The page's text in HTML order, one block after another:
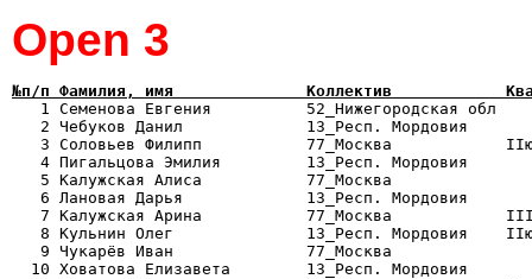
Оpen 3
№п/п Фамилия, имя              Коллектив            Квал
1 Семенова Евгения
2 Чебуков Данил             13_Респ.
3 Соловьев Филипп           77_Москва
4 Пигальцова Эмилия         13_Респ.
5 Калужская Алиса           77_Москва
6 Лановая Дарья             13_Респ.
7 Калужская Арина           77_Москва
8 Кульнин Олег              13_Респ.
9 Чукарёв Иван              77_Москва
10 Ховатова Елизавета        13_Респ.